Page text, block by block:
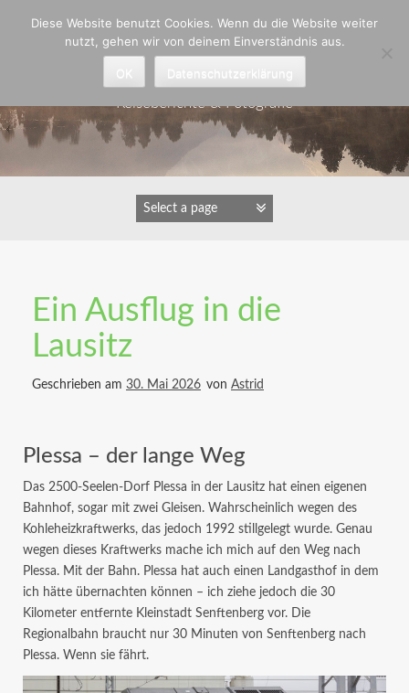
Astrid Padberg
Reiseberichte & Fotografie
Ein Ausflug in die
Lausitz
Geschrieben am 30. Mai 2026 von Astrid
Plessa – der lange Weg
Das 2500-Seelen-Dorf Plessa in der Lausitz hat einen eigenen
Bahnhof, sogar mit zwei Gleisen. Wahrscheinlich wegen des
Kohleheizkraftwerks, das jedoch 1992 stillgelegt wurde. Genau
wegen dieses Kraftwerks mache ich mich auf den Weg nach
Plessa. Mit der Bahn. Plessa hat auch einen Landgasthof in dem
ich hätte übernachten können – ich ziehe jedoch die 30
Kilometer entfernte Kleinstadt Senftenberg vor. Die
Regionalbahn braucht nur 30 Minuten von Senftenberg nach
Plessa. Wenn sie fährt.
Diese Website benutzt Cookies. Wenn du die Website weiter
nutzt, gehen wir von deinem Einverständnis aus.